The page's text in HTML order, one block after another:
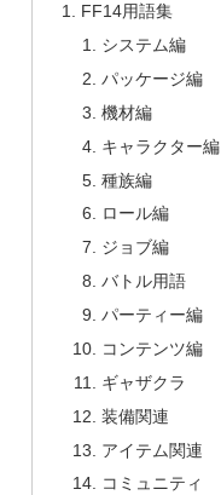
FF14用語集
システム編
パッケージ編
機材編
キャラクター編
種族編
ロール編
ジョブ編
バトル用語
パーティー編
コンテンツ編
ギャザクラ
装備関連
アイテム関連
コミュニティ